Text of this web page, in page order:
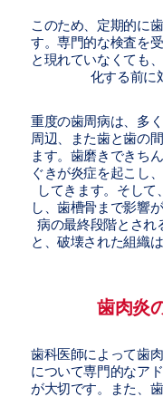
このため、定期的に
す。専門的な検査を
と現れていなくても
化する前に
重度の歯周病は、多く
周辺、また歯と歯の
ます。歯磨きできち
ぐきが炎症を起こし
してきます。そし
し、歯槽骨まで影響
病の最終段階とされ
と、破壊された組織
歯肉炎
歯科医師によって歯
について専門的なア
が大切です。また、